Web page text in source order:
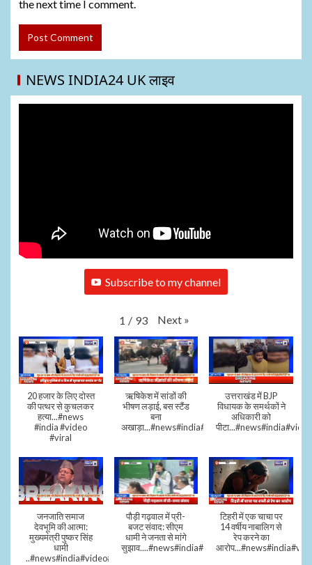
the next time I comment.
NEWS INDIA24 UK लाइव
Subscribe to my channel
1 / 93 Next »
20 हजार के लिए दोस्त
की पत्थर से कुचलकर
हत्या...#news
#india #video
#viral
ऋषिकेश में सांडों की
भीषण लड़ाई, बस स्टैंड
बना
अखाड़ा...#news#india#video#viral
उत्तराखंड में BJP
विधायक के समर्थकों ने
अधिकारी को
जनजाति समाज
देवभूमि की आत्मा:
मुख्यमंत्री पुष्कर सिंह
धामी
..#news#india#video#viral
पौड़ी गढ़वाल में प्री-
बजट संवाद: सीएम
धामी ने जनता से मांगे
सुझाव....#news#india#video#viral
टिहरी में एक चाचा पर
14 वर्षीय नाबालिग से
रेप करने का